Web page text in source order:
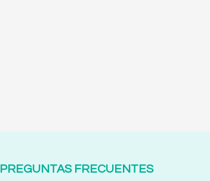
PREGUNTAS FRECUENTES